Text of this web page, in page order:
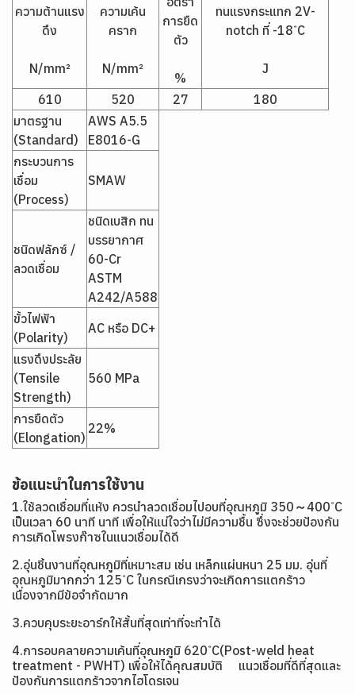
ความต้านแรง
ดึง
N/mm²
ความเค้น
คราก
N/mm²
การยืด
ตัว
%
ทนแรงกระแทก 2V-
notch ที่ -18 ํC
J
610
520 27
180
มาตรฐาน
(Standard)
AWS A5.5
E8016-G
กระบวนการ
เชื่อม
(Process)
SMAW
ชนิดฟลักซ์ /
ลวดเชื่อม
ชนิดเบสิก ทน
บรรยากาศ
60-Cr
ASTM
A242/A588
ขั้วไฟฟ้า
(Polarity)
AC หรือ DC+
แรงดึงประลัย
(Tensile
Strength)
560 MPa
การยืดตัว
(Elongation)
22%
ข้อแนะนำในการใช้งาน
1.ใช้ลวดเชื่อมที่แห้ง ควรนำลวดเชื่อมไปอบที่อุณหภูมิ 350～400 ํC
เป็นเวลา 60 นาที นาที เพื่อให้แน่ใจว่าไม่มีความชื้น ซึ่งจะช่วยป้องกัน
การเกิดโพรงก๊าซในแนวเชื่อมได้ดี
2.อุ่นชิ้นงานที่อุณหภูมิที่เหมาะสม เช่น เหล็กแผ่นหนา 25 มม. อุ่นที่
อุณหภูมิมากกว่า 125 ํC ในกรณีเกรงว่าจะเกิดการแตกร้าว
เนื่องจากมีข้อจำกัดมาก
3.ควบคุบระยะอาร์กให้สั้นที่สุดเท่าที่จะทำได้
4.การอบคลายความเค้นที่อุณหภูมิ 620 ํC(Post-weld heat
treatment - PWHT) เพื่อให้ได้คุณสมบัติ แนวเชื่อมที่ดีที่สุดและ
ป้องกันการแตกร้าวจากไฮโดรเจน